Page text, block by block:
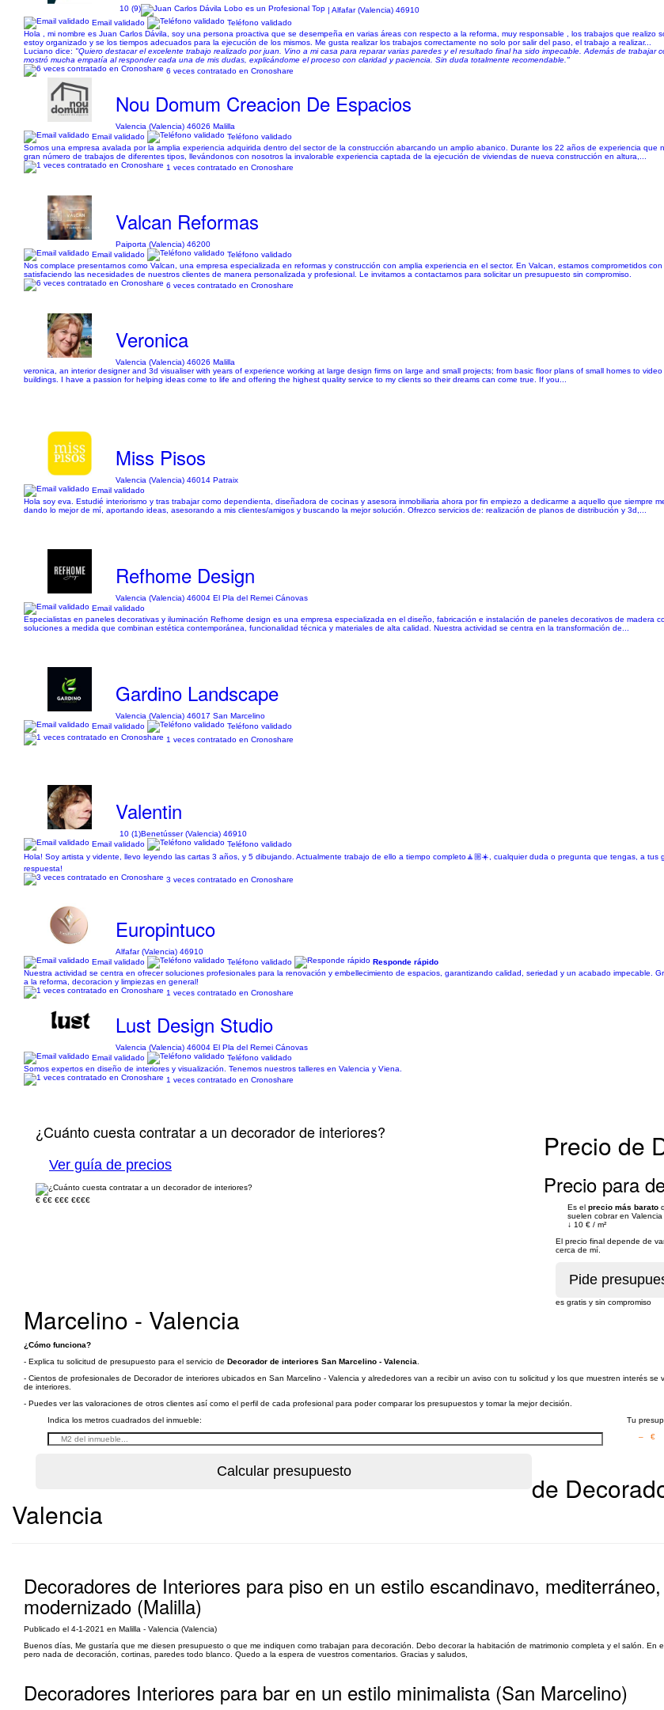
10 (9)
| Alfafar (Valencia) 46910
Email validado
Teléfono validado
Hola , mi nombre es Juan Carlos Dávila, soy una persona proactiva que se desempeña en varias áreas con respecto a la reforma, muy responsable , los trabajos que realizo
estoy organizado y se los tiempos adecuados para la ejecución de los mismos. Me gusta realizar los trabajos correctamente no solo por salir del paso, el trabajo a realizar...
Luciano dice: "Quiero destacar el excelente trabajo realizado por juan. Vino a mi casa para reparar varias paredes y el resultado final ha sido impecable. Además de trabajar
mostró mucha empatía al responder cada una de mis dudas, explicándome el proceso con claridad y paciencia. Sin duda totalmente recomendable."
6 veces contratado en Cronoshare
Nou Domum Creacion De Espacios
Valencia (Valencia) 46026 Malilla
Email validado
Teléfono validado
Somos una empresa avalada por la amplia experiencia adquirida dentro del sector de la construcción abarcando un amplio abanico. Durante los 22 años de experiencia que
gran número de trabajos de diferentes tipos, llevándonos con nosotros la invalorable experiencia captada de la ejecución de viviendas de nueva construcción en altura,...
1 veces contratado en Cronoshare
Valcan Reformas
Paiporta (Valencia) 46200
Email validado
Teléfono validado
Nos complace presentarnos como Valcan, una empresa especializada en reformas y construcción con amplia experiencia en el sector. En Valcan, estamos comprometidos
satisfaciendo las necesidades de nuestros clientes de manera personalizada y profesional. Le invitamos a contactarnos para solicitar un presupuesto sin compromiso.
6 veces contratado en Cronoshare
Veronica
Valencia (Valencia) 46026 Malilla
veronica, an interior designer and 3d visualiser with years of experience working at large design firms on large and small projects; from basic floor plans of small homes to
buildings. I have a passion for helping ideas come to life and offering the highest quality service to my clients so their dreams can come true. If you...
Miss Pisos
Valencia (Valencia) 46014 Patraix
Email validado
Hola soy eva. Estudié interiorismo y tras trabajar como dependienta, diseñadora de cocinas y asesora inmobiliaria ahora por fin empiezo a dedicarme a aquello que siempre
dando lo mejor de mí, aportando ideas, asesorando a mis clientes/amigos y buscando la mejor solución. Ofrezco servicios de: realización de planos de distribución y 3d,...
Refhome Design
Valencia (Valencia) 46004 El Pla del Remei Cánovas
Email validado
Especialistas en paneles decorativas y iluminación Refhome design es una empresa especializada en el diseño, fabricación e instalación de paneles decorativos de madera
soluciones a medida que combinan estética contemporánea, funcionalidad técnica y materiales de alta calidad. Nuestra actividad se centra en la transformación de...
Gardino Landscape
Valencia (Valencia) 46017 San Marcelino
Email validado
Teléfono validado
1 veces contratado en Cronoshare
Valentin
10 (1)Benetússer (Valencia) 46910
Email validado
Teléfono validado
Hola! Soy artista y vidente, llevo leyendo las cartas 3 años, y 5 dibujando. Actualmente trabajo de ello a tiempo completo🧘🏼☀️, cualquier duda o pregunta que tengas, a tus
respuesta!
3 veces contratado en Cronoshare
Europintuco
Alfafar (Valencia) 46910
Email validado
Teléfono validado
Responde rápido
Nuestra actividad se centra en ofrecer soluciones profesionales para la renovación y embellecimiento de espacios, garantizando calidad, seriedad y un acabado impecable.
a la reforma, decoracion y limpiezas en general!
1 veces contratado en Cronoshare
Lust Design Studio
Valencia (Valencia) 46004 El Pla del Remei Cánovas
Email validado
Teléfono validado
Somos expertos en diseño de interiores y visualización. Tenemos nuestros talleres en Valencia y Viena.
1 veces contratado en Cronoshare
¿Cuánto cuesta contratar a un decorador de interiores?
Ver guía de precios
€ €€ €€€ €€€€
Precio de
Precio para
Es el precio más barato
suelen cobrar en Valencia
↓ 10 € / m²
El precio final depende de
cerca de mí.
es gratis y sin compromiso
Marcelino - Valencia
¿Cómo funciona?
- Explica tu solicitud de presupuesto para el servicio de Decorador de interiores San Marcelino - Valencia
- Cientos de profesionales de Decorador de interiores ubicados en San Marcelino - Valencia y alrededores van a recibir un aviso con tu solicitud y los que muestren interés
de interiores.
- Puedes ver las valoraciones de otros clientes así como el perfil de cada profesional para poder comparar los presupuestos y tomar la mejor decisión.
Indica los metros cuadrados del inmueble:
Tu
– €
de
Valencia
Decoradores de Interiores para piso en un estilo escandinavo,
modernizado (Malilla)
Publicado el 4-1-2021 en Malilla - Valencia (Valencia)
Buenos días, Me gustaría que me diesen presupuesto o que me indiquen como trabajan para decoración. Debo decorar la habitación de matrimonio completa y el salón. En
pero nada de decoración, cortinas, paredes todo blanco. Quedo a la espera de vuestros comentarios. Gracias y saludos,
Decoradores Interiores para bar en un estilo minimalista (San Marcelino)